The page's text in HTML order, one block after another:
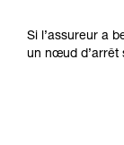
Si l’assureur a
un nœud d’arrêt